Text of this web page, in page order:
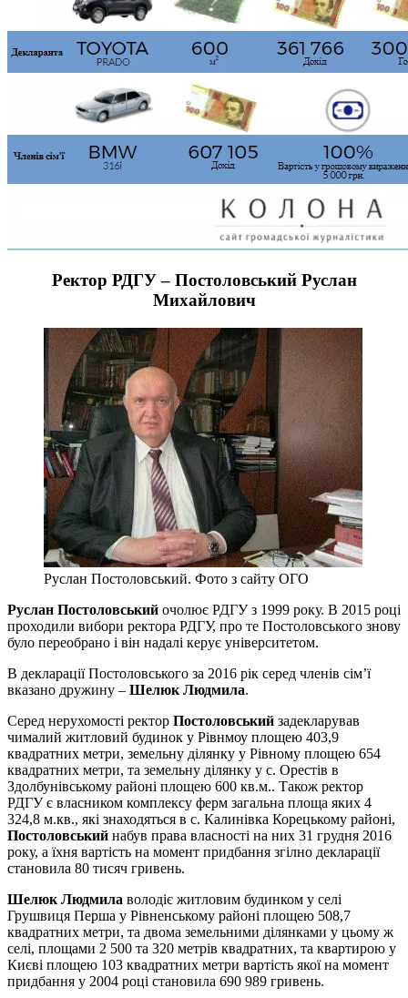
Ректор РДГУ – Постоловський Руслан
Михайлович
Руслан Постоловський. Фото з сайту ОГО
Руслан Постоловський очолює РДГУ з 1999 року. В 2015 році
проходили вибори ректора РДГУ, про те Постоловського знову
було переобрано і він надалі керує університетом.
В декларації Постоловського за 2016 рік серед членів сім’ї
вказано дружину – Шелюк Людмила.
Серед нерухомості ректор Постоловський задекларував
чималий житловий будинок у Рівнмоу площею 403,9
квадратних метри, земельну ділянку у Рівному площею 654
квадратних метри, та земельну ділянку у с. Орестів в
Здолбунівському районі площею 600 кв.м.. Також ректор
РДГУ є власником комплексу ферм загальна площа яких 4
324,8 м.кв., які знаходяться в с. Калинівка Корецькому районі,
Постоловський набув права власності на них 31 грудня 2016
року, а їхня вартість на момент придбання згілно декларації
становила 80 тисяч гривень.
Шелюк Людмила володіє житловим будинком у селі
Грушвиця Перша у Рівненському районі площею 508,7
квадратних метри, та двома земельними ділянками у цьому ж
селі, площами 2 500 та 320 метрів квадратних, та квартирою у
Києві площею 103 квадратних метри вартість якої на момент
придбання у 2004 році становила 690 989 гривень.